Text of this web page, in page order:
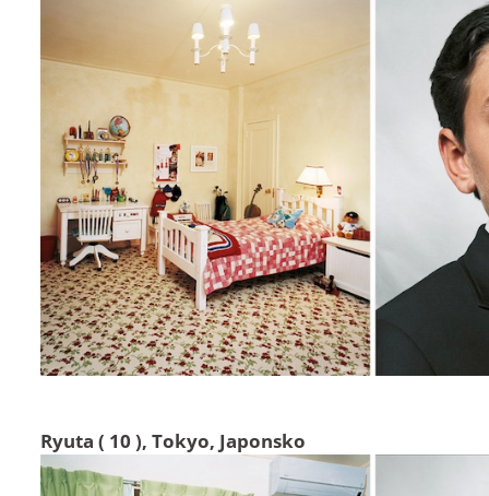
Ryuta ( 10 ), Tokyo, Japonsko